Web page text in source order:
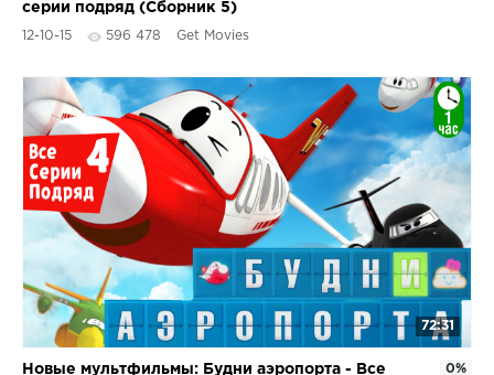
серии подряд (Сборник 5)
12-10-15 596 478 Get Movies
72:31
Новые мультфильмы: Будни аэропорта - Все
0%